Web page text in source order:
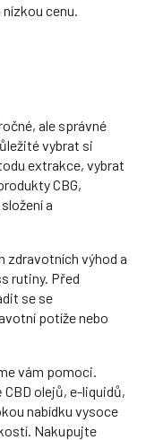
cenu.
ale správné
vybrat si
extrakce, vybrat
CBG,
a
zdravotních výhod a
rutiny. Před
se se
potíže nebo
vám pomoci.
olejů, e-liquidů,
nabídku vysoce
Nakupujte